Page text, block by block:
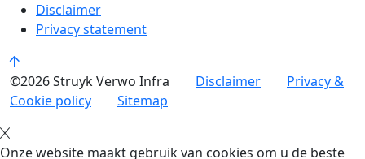
Disclaimer
Privacy statement
©2026 Struyk Verwo Infra Disclaimer
Privacy &
Cookie policy
Sitemap
Onze website maakt gebruik van cookies om u de beste